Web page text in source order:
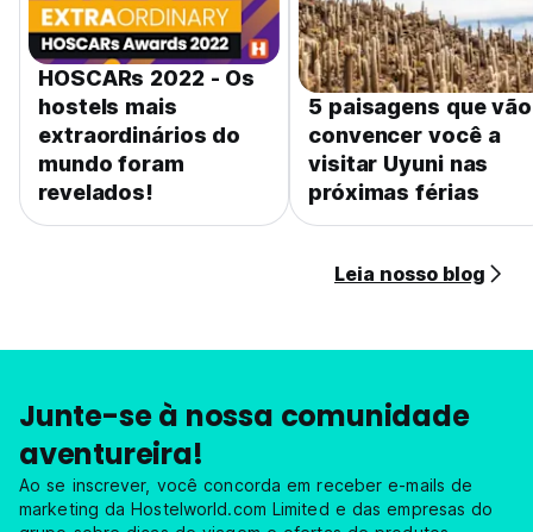
HOSCARs 2022 - Os
hostels mais
extraordinários do
mundo foram
revelados!
5 paisagens que vão
convencer você a
visitar Uyuni nas
próximas férias
Leia nosso blog
Junte-se à nossa comunidade
aventureira!
Ao se inscrever, você concorda em receber e-mails de
marketing da Hostelworld.com Limited e das empresas do